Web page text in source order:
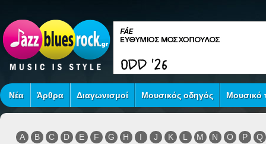
Νέα Άρθρα Διαγωνισμοί Μουσικός οδηγός Μουσικό
A B C D E F G H I J K L M N O P
Q